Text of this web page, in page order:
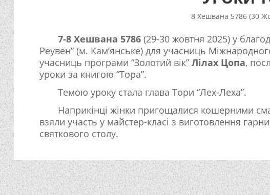
8 Хешвана 5786 (30
7-8 Хешвана 5786(29-30 жовтня 2025) у
Реувен” (м. Кам’янське) для учасниць
учасниць програми “Золотий вік” Лілах Цопа,
уроки за книгою “Тора”.
Темою уроку стала глава Тори “Лех-Леха”.
Наприкінці жінки пригощалися кошерними
взяли участь у майстер-класі з виготовлення
святкового столу.